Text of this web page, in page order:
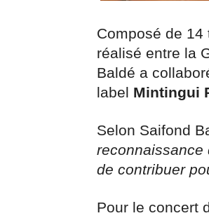
Composé de 14
réalisé entre la
Baldé a
label Mintingui
Selon Saifond
reconnaissance
de contribuer
Pour le concert